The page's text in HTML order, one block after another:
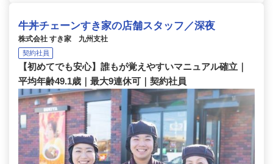
牛丼チェーンすき家の店舗スタッフ／深夜
株式会社 すき家 九州支社
契約社員
【初めてでも安心】誰もが覚えやすいマニュアル確立｜
平均年齢49.1歳｜最大9連休可｜契約社員